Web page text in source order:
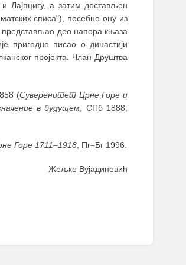
Лајпцигу, а затим достављен
списа"), посебно ону из
представљао део напора књаза
пригодно писао о династији
пројекта. Члан Друштва
(Суверенитет Црне Горе и
в будущем , СПб 1888;
Горе 1711–1918 , Пг–Бг 1996.
Жељко Вујадиновић